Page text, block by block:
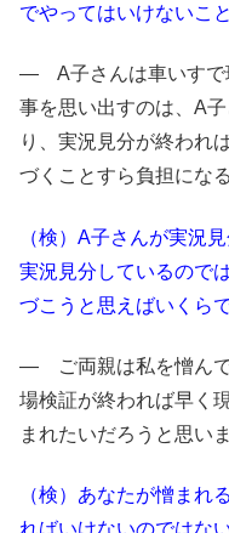
でやってはいけないこ
― A子さんは車いすで
事を思い出すのは、A
り、実況見分が終われ
づくことすら負担にな
（検）A子さんが実況
実況見分しているので
づこうと思えばいくら
― ご両親は私を憎んで
場検証が終われば早
まれたいだろうと思い
（検）あなたが憎まれ